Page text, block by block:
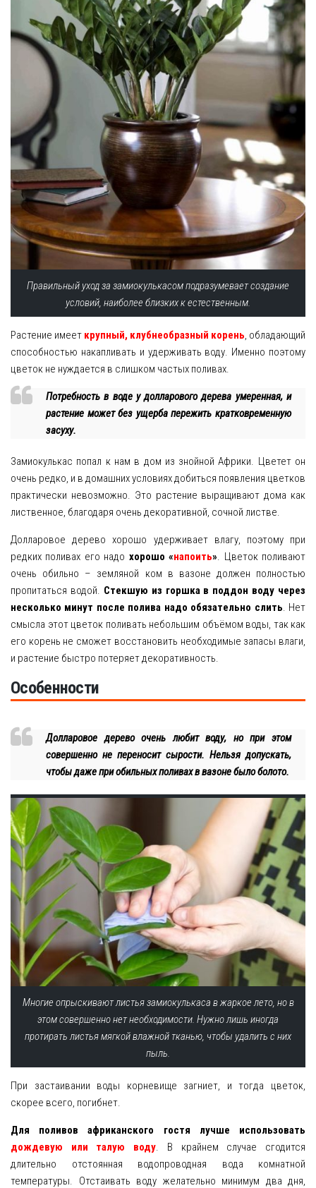
Правильный уход за замиокулькасом подразумевает создание
условий, наиболее близких к естественным.
Растение имеет крупный, клубнеобразный корень, обладающий
способностью накапливать и удерживать воду. Именно поэтому
цветок не нуждается в слишком частых поливах.
Потребность в воде у долларового дерева умеренная, и
растение может без ущерба пережить кратковременную
засуху.
Замиокулькас попал к нам в дом из знойной Африки. Цветет он
очень редко, и в домашних условиях добиться появления цветков
практически невозможно. Это растение выращивают дома как
лиственное, благодаря очень декоративной, сочной листве.
Долларовое дерево хорошо удерживает влагу, поэтому при
редких поливах его надо хорошо «напоить». Цветок поливают
очень обильно – земляной ком в вазоне должен полностью
пропитаться водой. Стекшую из горшка в поддон воду через
несколько минут после полива надо обязательно слить. Нет
смысла этот цветок поливать небольшим объёмом воды, так как
его корень не сможет восстановить необходимые запасы влаги,
и растение быстро потеряет декоративность.
Особенности
Долларовое дерево очень любит воду, но при этом
совершенно не переносит сырости. Нельзя допускать,
чтобы даже при обильных поливах в вазоне было болото.
Многие опрыскивают листья замиокулькаса в жаркое лето, но в
этом совершенно нет необходимости. Нужно лишь иногда
протирать листья мягкой влажной тканью, чтобы удалить с них
пыль.
При застаивании воды корневище загниет, и тогда цветок,
скорее всего, погибнет.
Для поливов африканского гостя лучше использовать
дождевую или талую воду. В крайнем случае сгодится
длительно отстоянная водопроводная вода комнатной
температуры. Отстаивать воду желательно минимум два дня,